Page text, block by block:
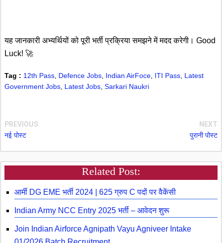
यह जानकारी अभ्यर्थियों को पूरी भर्ती प्रक्रिया समझने में मदद करेगी। Good
Luck! 🚀
Tag : 12th Pass, Defence Jobs, Indian AirFoce, ITI Pass, Latest
Government Jobs, Latest Jobs, Sarkari Naukri
PREVIOUS
नई पोस्ट
NEXT
पुरानी पोस्ट
Related Post:
आर्मी DG EME भर्ती 2024 | 625 ग्रुप C पदों पर वैकेंसी
Indian Army NCC Entry 2025 भर्ती – आवेदन शुरू
Join Indian Airforce Agnipath Vayu Agniveer Intake